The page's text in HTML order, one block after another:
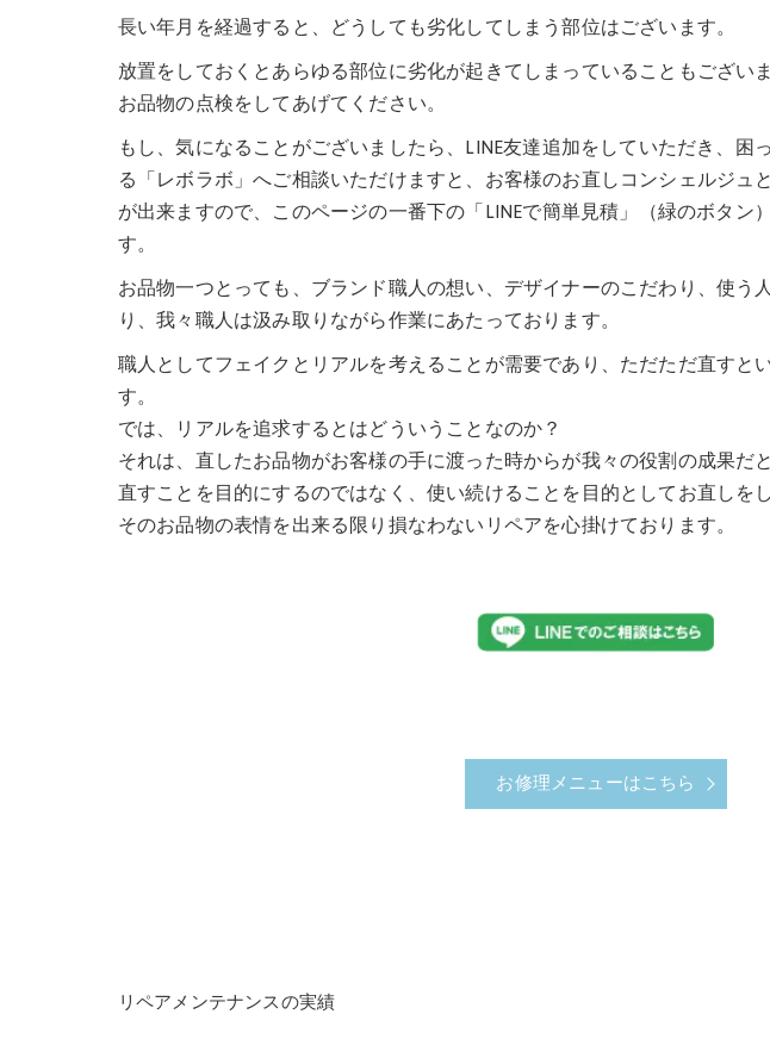
長い年月を経過すると、どうしても劣化してしまう部位はございます。
放置をしておくとあらゆる部位に劣化が起きてしまっていることもござい
お品物の点検をしてあげてください。
もし、気になることがございましたら、LINE友達追加をしていただき、困
る「レボラボ」へご相談いただけますと、お客様のお直しコンシェルジュ
が出来ますので、このページの一番下の「LINEで簡単見積」（緑のボタン
す。
お品物一つとっても、ブランド職人の想い、デザイナーのこだわり、使う
り、我々職人は汲み取りながら作業にあたっております。
職人としてフェイクとリアルを考えることが需要であり、ただただ直すと
す。
では、リアルを追求するとはどういうことなのか？
それは、直したお品物がお客様の手に渡った時からが我々の役割の成果だ
直すことを目的にするのではなく、使い続けることを目的としてお直しを
そのお品物の表情を出来る限り損なわないリペアを心掛けております。
お修理メニューはこちら
リペアメンテナンスの実績